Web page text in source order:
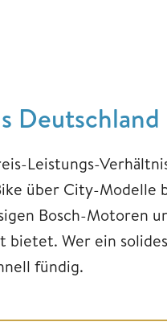
Deutschland
Leistungs-
über City-Modelle
Bosch-Motoren
bietet. Wer ein
fündig.